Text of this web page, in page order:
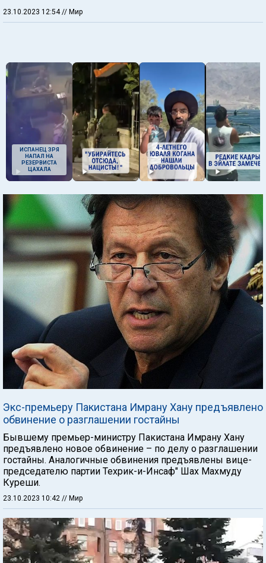
23.10.2023 12:54 // Мир
ИСПАНЕЦ ЗРЯ
НАПАЛ НА
РЕЗЕРВИСТА
ЦАХАЛА
Экс-премьеру Пакистана Имрану Хану предъявлено
обвинение о разглашении гостайны
Бывшему премьер-министру Пакистана Имрану Хану
предъявлено новое обвинение – по делу о разглашении
гостайны. Аналогичные обвинения предъявлены вице-
председателю партии Техрик-и-Инсаф" Шах Махмуду
Куреши.
23.10.2023 10:42 // Мир